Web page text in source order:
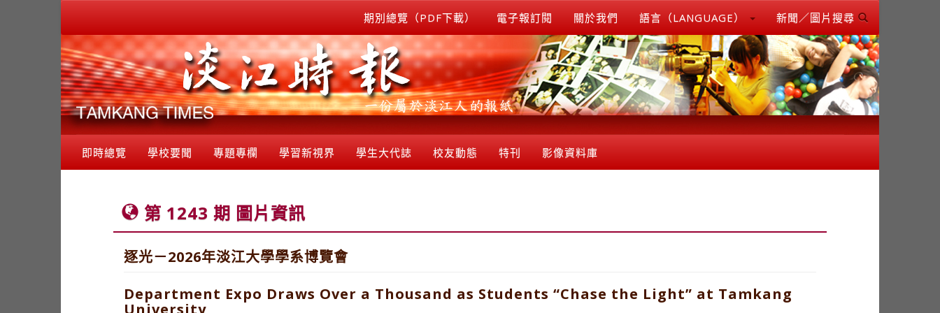
期別總覽（PDF下載） 電子報訂閱 關於我們 語言（LANGUAGE） 新聞／圖片搜尋
即時總覽 學校要聞 專題專欄 學習新視界 學生大代誌 校友動態 特刊 影像資料庫
第 1243 期 圖片資訊
逐光－2026年淡江大學學系博覽會
Department Expo Draws Over a Thousand as Students “Chase the Light” at Tamkang
University